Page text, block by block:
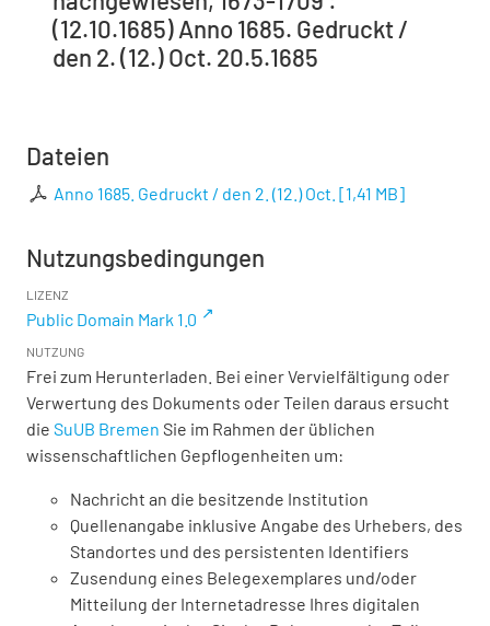
(12.10.1685) Anno 1685. Gedruckt /
den 2. (12.) Oct. 20.5.1685
Dateien
Anno 1685. Gedruckt / den 2. (12.) Oct. [1,41 MB]
Nutzungsbedingungen
LIZENZ
Public Domain Mark 1.0
NUTZUNG
Frei zum Herunterladen. Bei einer Vervielfältigung oder
Verwertung des Dokuments oder Teilen daraus ersucht
die SuUB Bremen Sie im Rahmen der üblichen
wissenschaftlichen Gepflogenheiten um:
Nachricht an die besitzende Institution
Quellenangabe inklusive Angabe des Urhebers, des
Standortes und des persistenten Identifiers
Zusendung eines Belegexemplares und/oder
Mitteilung der Internetadresse Ihres digitalen